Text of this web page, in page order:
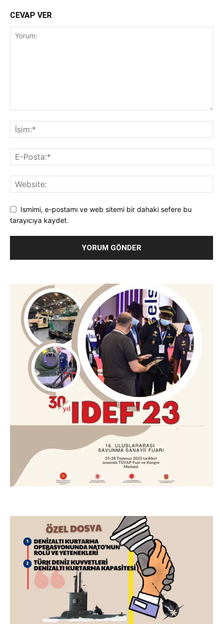
CEVAP VER
Ismimi, e-postamı ve web sitemi bir dahaki sefere bu
tarayıcıya kaydet.